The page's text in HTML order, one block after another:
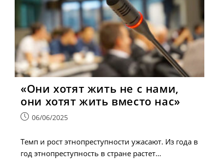
«Они хотят жить не с нами,
они хотят жить вместо нас»
Запись06/06/2025
Темп и рост этнопреступности ужасают. Из года в
год этнопреступность в стране растет…